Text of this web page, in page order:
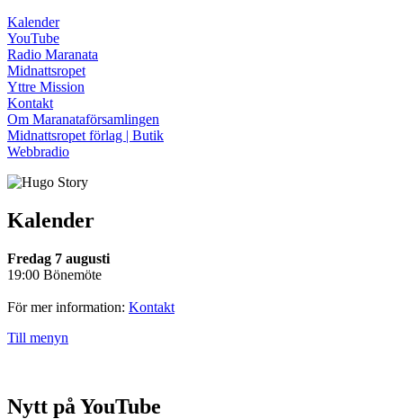
Kalender
YouTube
Radio Maranata
Midnattsropet
Yttre Mission
Kontakt
Om Maranataförsamlingen
Midnattsropet förlag | Butik
Webbradio
Kalender
Fredag 7 augusti
19:00 Bönemöte
För mer information: Kontakt
Till menyn
Nytt på YouTube